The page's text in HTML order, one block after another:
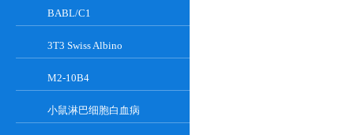
BABL/C1
3T3 Swiss Albino
M2-10B4
小鼠淋巴细胞白血病